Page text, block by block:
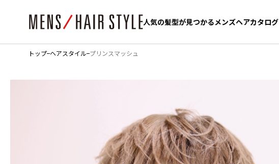
人気の髪型が見つかるメンズヘアカタログ
人気の髪型が見つかるメンズヘアカタログ
トップ ヘアスタイル プリンスマッシュ